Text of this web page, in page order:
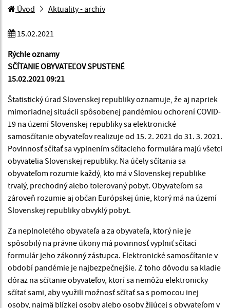
Úvod Aktuality - archív
15.02.2021
Rýchle oznamy
SČÍTANIE OBYVATEĽOV SPUSTENÉ
15.02.2021 09:21
Štatistický úrad Slovenskej republiky oznamuje, že aj napriek
mimoriadnej situácii spôsobenej pandémiou ochorení COVID-
19 na území Slovenskej republiky sa elektronické
samosčítanie obyvateľov realizuje od 15. 2. 2021 do 31. 3. 2021.
Povinnosť sčítať sa vyplnením sčítacieho formulára majú všetci
obyvatelia Slovenskej republiky. Na účely sčítania sa
obyvateľom rozumie každý, kto má v Slovenskej republike
trvalý, prechodný alebo tolerovaný pobyt. Obyvateľom sa
zároveň rozumie aj občan Európskej únie, ktorý má na území
Slovenskej republiky obvyklý pobyt.
Za neplnoletého obyvateľa a za obyvateľa, ktorý nie je
spôsobilý na právne úkony má povinnosť vyplniť sčítací
formulár jeho zákonný zástupca. Elektronické samosčítanie v
období pandémie je najbezpečnejšie. Z toho dôvodu sa kladie
dôraz na sčítanie obyvateľov, ktorí sa nemôžu elektronicky
sčítať sami, aby využili možnosť sčítať sa s pomocou inej
osoby, najmä blízkej osoby alebo osoby žijúcej s obyvateľom v